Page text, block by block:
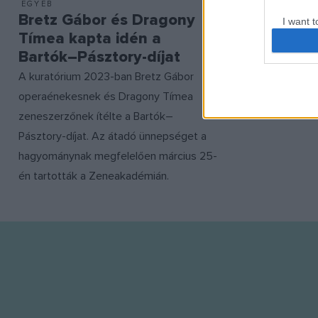
I want
web
I want
EGYÉB
Bretz Gábor és Dragony
Tímea kapta idén a
Bartók–Pásztory-díjat
A kuratórium 2023-ban Bretz Gábor
operaénekesnek és Dragony Tímea
zeneszerzőnek ítélte a Bartók–
Pásztory-díjat. Az átadó ünnepséget a
hagyománynak megfelelően március 25-
én tartották a Zeneakadémián.